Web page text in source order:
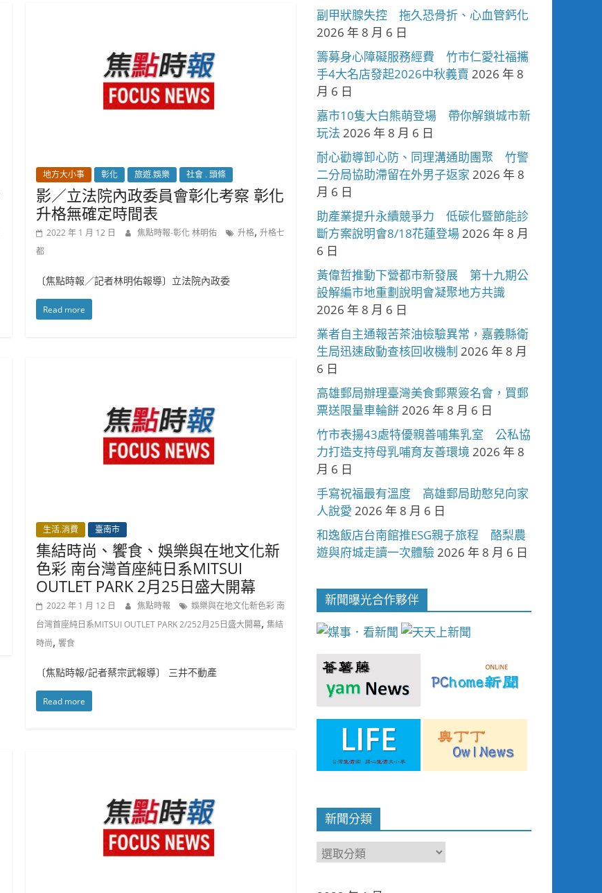
地方大小事 彰化 旅遊.娛樂 社會 . 頭條
影／立法院內政委員會彰化考察 彰化
升格無確定時間表
2022 年 1 月 12 日 焦點時報-彰化 林明佑 升格,升格七
都
〔焦點時報／記者林明佑報導〕立法院內政委
Read more
生活.消費 臺南市
集結時尚、饗食、娛樂與在地文化新
色彩 南台灣首座純日系MITSUI
OUTLET PARK 2月25日盛大開幕
2022 年 1 月 12 日 焦點時報
娛樂與在地文化新色彩 南
台灣首座純日系MITSUI OUTLET PARK 2/252月25日盛大開幕,集結
時尚,饗食
〔焦點時報/記者蔡宗武報導〕 三井不動產
Read more
副甲狀腺失控 拖久恐骨折、心血管鈣化
2026 年 8 月 6 日
籌募身心障礙服務經費 竹市仁愛社福攜
手4大名店發起2026中秋義賣 2026 年 8
月 6 日
嘉市10隻大白熊萌登場 帶你解鎖城市新
玩法 2026 年 8 月 6 日
耐心勸導卸心防、同理溝通助團聚 竹警
二分局協助滯留在外男子返家 2026 年 8
月 6 日
助產業提升永續競爭力 低碳化暨節能診
斷方案說明會8/18花蓮登場2026 年 8 月
6 日
黃偉哲推動下營都市新發展 第十九期公
設解編市地重劃說明會凝聚地方共識
2026 年 8 月 6 日
業者自主通報苦茶油檢驗異常，嘉義縣衛
生局迅速啟動查核回收機制 2026 年 8 月
6 日
高雄郵局辦理臺灣美食郵票簽名會，買郵
票送限量車輪餅2026 年 8 月 6 日
竹市表揚43處特優親善哺集乳室 公私協
力打造支持母乳哺育友善環境2026 年 8
月 6 日
手寫祝福最有溫度 高雄郵局助憨兒向家
人說愛 2026 年 8 月 6 日
和逸飯店台南館推ESG親子旅程 酪梨農
遊與府城走讀一次體驗2026 年 8 月 6 日
新聞曝光合作夥伴
新聞分類
新